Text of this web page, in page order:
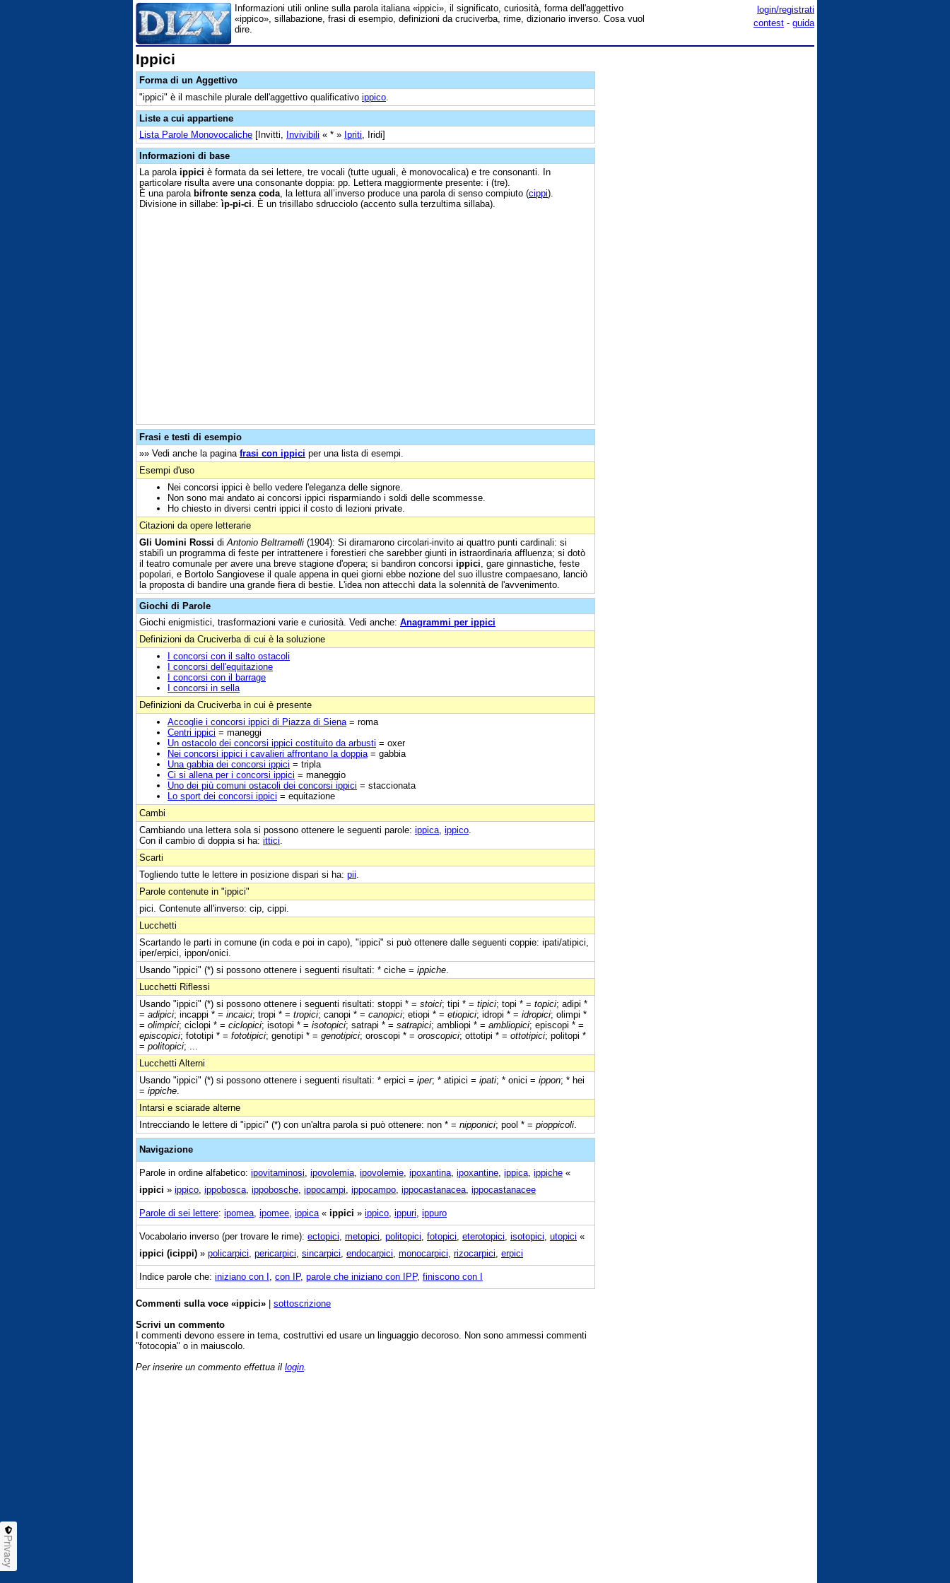
login/registrati
contest - guida
Informazioni utili online sulla parola italiana «ippici», il significato, curiosità, forma dell'aggettivo
«ippico», sillabazione, frasi di esempio, definizioni da cruciverba, rime, dizionario inverso. Cosa vuol
dire.
Ippici
Forma di un Aggettivo
"ippici" è il maschile plurale dell'aggettivo qualificativo ippico
Liste a cui appartiene
Lista Parole Monovocaliche [Invitti, Invivibili « * » Ipriti , Iridi]
Informazioni di base
La parola ippici è formata da sei lettere, tre vocali (tutte uguali, è monovocalica) e tre consonanti. In
particolare risulta avere una consonante doppia: pp. Lettera maggiormente presente: i (tre).
È una parola bifronte senza coda , la lettura all’inverso produce una parola di senso compiuto (cippi).
Divisione in sillabe:ìp-pi-ci . È un trisillabo sdrucciolo (accento sulla terzultima sillaba).
Frasi e testi di esempio
»» Vedi anche la pagina frasi con ippici per una lista di esempi.
Esempi d'uso
Nei concorsi ippici è bello vedere l'eleganza delle signore.
Non sono mai andato ai concorsi ippici risparmiando i soldi delle scommesse.
Ho chiesto in diversi centri ippici il costo di lezioni private.
Citazioni da opere letterarie
Gli Uomini Rossi di Antonio Beltramelli (1904): Si diramarono circolari-invito ai quattro punti cardinali: si
stabilì un programma di feste per intrattenere i forestieri che sarebber giunti in istraordinaria affluenza; si dotò
il teatro comunale per avere una breve stagione d'opera; si bandiron concorsi ippici , gare ginnastiche, feste
popolari, e Bortolo Sangiovese il quale appena in quei giorni ebbe nozione del suo illustre compaesano, lanciò
la proposta di bandire una grande fiera di bestie. L'idea non attecchì data la solennità de l'avvenimento.
Giochi di Parole
Giochi enigmistici, trasformazioni varie e curiosità. Vedi anche: Anagrammi per ippici
Definizioni da Cruciverba di cui è la soluzione
I concorsi con il salto ostacoli
I concorsi dell'equitazione
I concorsi con il barrage
I concorsi in sella
Definizioni da Cruciverba in cui è presente
Accoglie i concorsi ippici di Piazza di Siena = roma
Centri ippici = maneggi
Un ostacolo dei concorsi ippici costituito da arbusti = oxer
Nei concorsi ippici i cavalieri affrontano la doppia = gabbia
Una gabbia dei concorsi ippici = tripla
Ci si allena per i concorsi ippici = maneggio
Uno dei più comuni ostacoli dei concorsi ippici = staccionata
Lo sport dei concorsi ippici = equitazione
Cambi
Cambiando una lettera sola si possono ottenere le seguenti parole: ippica ippico
Con il cambio di doppia si ha: ittici
Scarti
Togliendo tutte le lettere in posizione dispari si ha: pii
Parole contenute in "ippici"
pici. Contenute all'inverso: cip, cippi.
Lucchetti
Scartando le parti in comune (in coda e poi in capo), "ippici" si può ottenere dalle seguenti coppie: ipati/atipici,
iper/erpici, ippon/onici.
Usando "ippici" (*) si possono ottenere i seguenti risultati: * ciche = ippiche
Lucchetti Riflessi
Usando "ippici" (*) si possono ottenere i seguenti risultati: stoppi * = stoici; tipi * = tipici; topi * = topici; adipi *
= adipici; incappi * = incaici; tropi * = tropici; canopi * = canopici; etiopi * = etiopici; idropi * = idropici; olimpi *
= olimpici; ciclopi * = ciclopici; isotopi * = isotopici; satrapi * = satrapici; ambliopi * = ambliopici; episcopi * =
episcopici; fototipi * = fototipici; genotipi * = genotipici; oroscopi * = oroscopici; ottotipi * = ottotipici; politopi *
= politopici; ...
Lucchetti Alterni
Usando "ippici" (*) si possono ottenere i seguenti risultati: * erpici = iper; * atipici = ipati; * onici = ippon; * hei
= ippiche
Intarsi e sciarade alterne
Intrecciando le lettere di "ippici" (*) con un'altra parola si può ottenere: non * = nipponici; pool * = pioppicoli
Navigazione
Parole in ordine alfabetico: ipovitaminosi ipovolemia ipovolemie ipoxantina ipoxantine ippica ippiche «
ippici » ippico ippobosca ippobosche ippocampi ippocampo ippocastanacea ippocastanacee
Parole di sei lettere: ipomea ipomee ippica « ippici » ippico ippuri ippuro
Vocabolario inverso (per trovare le rime): ectopici metopici politopici fotopici eterotopici isotopici utopici «
ippici (icippi) » policarpici pericarpici sincarpici endocarpici monocarpici rizocarpici erpici
Indice parole che: iniziano con I con IP, parole che iniziano con IPP, finiscono con I
Commenti sulla voce «ippici» | sottoscrizione
Scrivi un commento
I commenti devono essere in tema, costruttivi ed usare un linguaggio decoroso. Non sono ammessi commenti
"fotocopia" o in maiuscolo.
Per inserire un commento effettua il login
Privacy